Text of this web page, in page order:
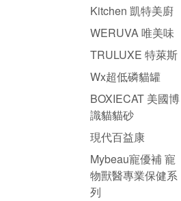
Kitchen 凱特美廚
WERUVA 唯美味
TRULUXE 特萊斯
Wx超低磷貓罐
BOXIECAT 美國博
識貓貓砂
現代百益康
Mybeau寵優補 寵
物獸醫專業保健系
列